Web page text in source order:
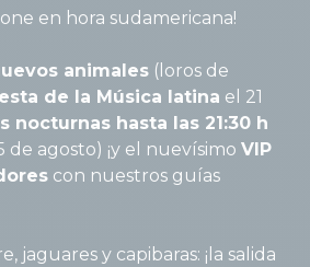
en hora sudamericana!
animales (loros de
de la Música latina el 21
nocturnas hasta las 21:30 h
de agosto) ¡y el nuevísimo VIP
con nuestros guías
jaguares y capibaras: ¡la salida